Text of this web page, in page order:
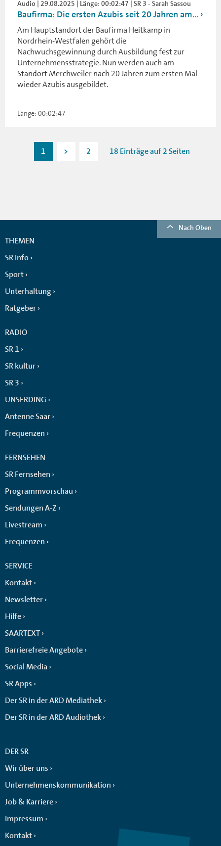
Audio | 29.08.2025 | Länge: 00:02:47 | SR 3 - Sarah Sassou
Baufirma: Die ersten Azubis seit 20 Jahren am...
Am Hauptstandort der Baufirma Heitkamp in
Nordrhein-Westfalen gehört die
Nachwuchsgewinnung durch Ausbildung fest zur
Unternehmensstrategie. Nun werden auch am
Standort Merchweiler nach 20 Jahren zum ersten Mal
wieder Azubis ausgebildet.
Länge: 00:02:47
1 > 2 18 Einträge auf 2 Seiten
Nach Oben
THEMEN
SR info
Sport
Unterhaltung
Ratgeber
RADIO
SR 1
SR kultur
SR 3
UNSERDING
Antenne Saar
Frequenzen
FERNSEHEN
SR Fernsehen
Programmvorschau
Sendungen A-Z
Livestream
Frequenzen
SERVICE
Kontakt
Newsletter
Hilfe
SAARTEXT
Barrierefreie Angebote
Social Media
SR Apps
Der SR in der ARD Mediathek
Der SR in der ARD Audiothek
DER SR
Wir über uns
Unternehmenskommunikation
Job & Karriere
Impressum
Kontakt